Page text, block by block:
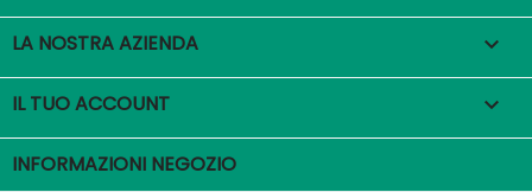
LA NOSTRA AZIENDA 
IL TUO ACCOUNT 
INFORMAZIONI NEGOZIO